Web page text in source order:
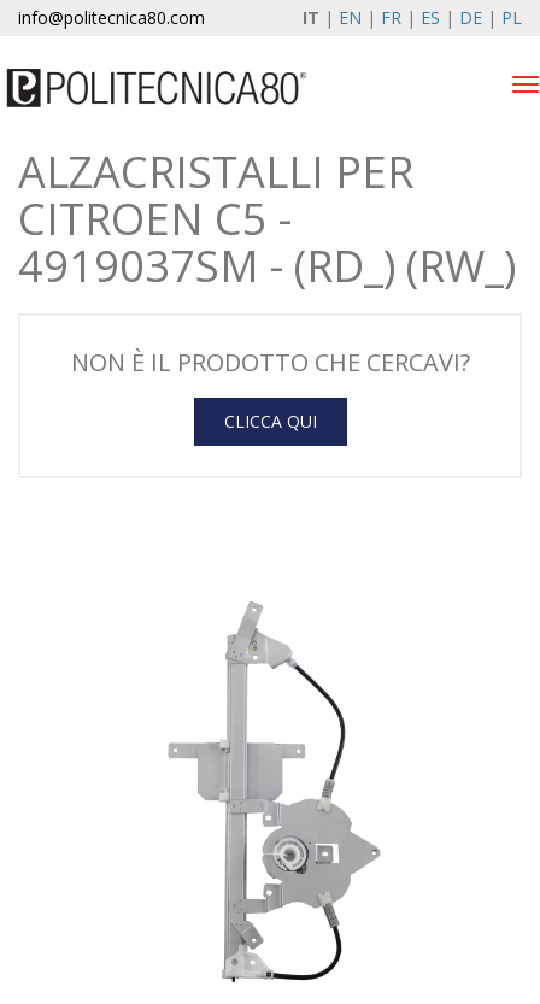
info@politecnica80.com IT | EN | FR | ES | DE | PL
lunedì 10 agosto 2026
Alzacristalli elettrici
Registrazione garanzia
News & Eventi
Contatti
ALZACRISTALLI PER
CITROEN C5 -
4919037SM - (RD_) (RW_)
NON È IL PRODOTTO CHE CERCAVI?
CLICCA QUI